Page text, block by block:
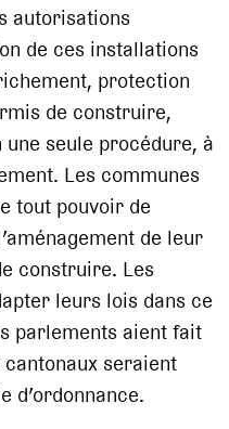
autorisations
de ces installations
protection
de construire,
seule procédure, à
Les communes
tout pouvoir de
de leur
construire. Les
leurs lois dans ce
parlements aient fait
seraient
d’ordonnance.